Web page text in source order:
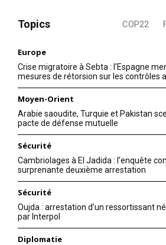
Topics COP22
Europe
Crise migratoire à Sebta : l’Espagne
mesures de rétorsion sur les contrôles
Moyen-Orient
Arabie saoudite, Turquie et Pakistan
pacte de défense mutuelle
Sécurité
Cambriolages à El Jadida : l’enquête
surprenante deuxième arrestation
Sécurité
Oujda : arrestation d’un ressortissant
par Interpol
Diplomatie